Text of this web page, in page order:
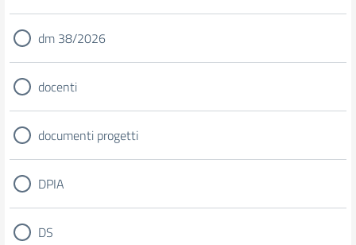
dm 38/2026
docenti
documenti progetti
DPIA
DS